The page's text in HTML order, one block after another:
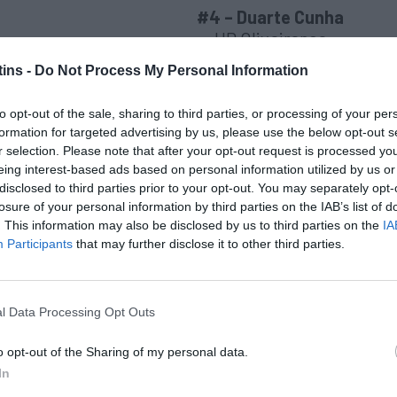
- Do Not Process My Personal Information
opt-out of the sale, sharing to third parties, or processing of your
for targeted advertising by us, please use the below opt-out
selection. Please note that after your opt-out request is processed
interest-based ads based on personal information utilized by us
to third parties prior to your opt-out. You may separately
of your personal information by third parties on the IAB’s list of
This information may also be disclosed by us to third parties on the
Participants that may further disclose it to other third parties.
Data Processing Opt Outs
opt-out of the Sharing of my personal data.
#4 – Duarte Cunha
UD Oliveirense
Data de Nascimento:
01/06/2010 – 15 anos
Posição:Jogador de campo
PARTICIPAÇÕES ANTERIORES:
ESTREIA no IR Masculino
#6 – David Miranda©